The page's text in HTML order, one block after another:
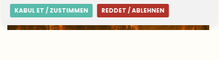
KABUL ET / ZUSTIMMEN
REDDET / ABLEHNEN